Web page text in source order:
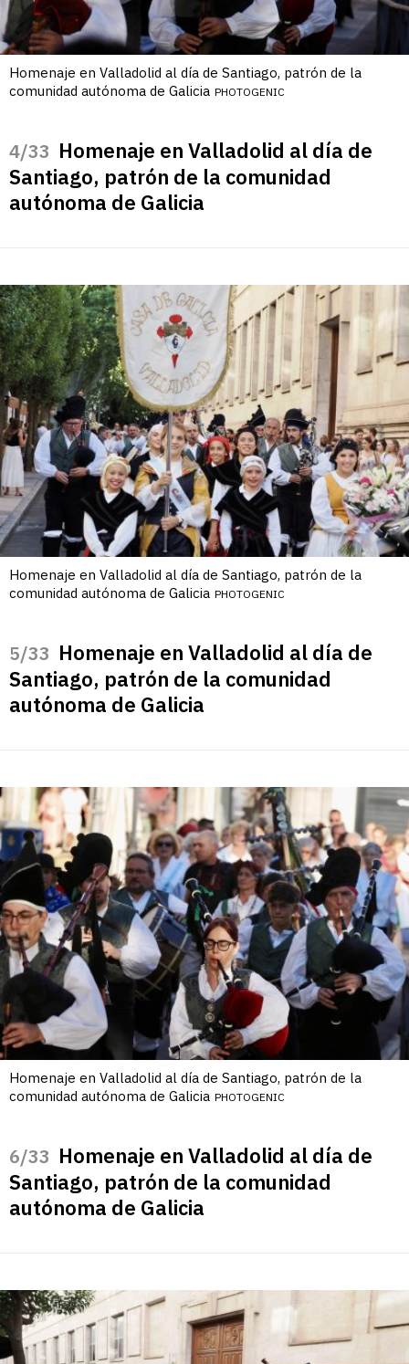
Homenaje en Valladolid al día de Santiago, patrón de la
comunidad autónoma de Galicia PHOTOGENIC
/33 Homenaje en Valladolid al día de
Santiago, patrón de la comunidad
autónoma de Galicia
Homenaje en Valladolid al día de Santiago, patrón de la
comunidad autónoma de Galicia PHOTOGENIC
/33 Homenaje en Valladolid al día de
Santiago, patrón de la comunidad
autónoma de Galicia
Homenaje en Valladolid al día de Santiago, patrón de la
comunidad autónoma de Galicia PHOTOGENIC
/33 Homenaje en Valladolid al día de
Santiago, patrón de la comunidad
autónoma de Galicia